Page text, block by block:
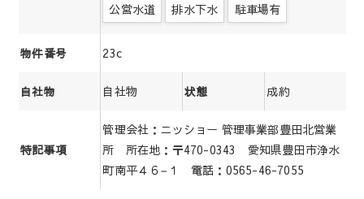
公営水道
排水下水 駐車場有
物件番号 23c
自社物 自社物 状態 成約
特記事項
管理会社：ニッショー 管理事業部豊田北営業
所 所在地：〒470-0343 愛知県豊田市浄水
町南平４６−１ 電話：0565-46-7055